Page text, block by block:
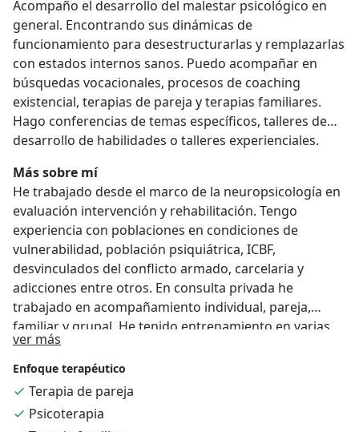
Acompaño el desarrollo del malestar psicológico en
general. Encontrando sus dinámicas de
funcionamiento para desestructurarlas y remplazarlas
con estados internos sanos. Puedo acompañar en
búsquedas vocacionales, procesos de coaching
existencial, terapias de pareja y terapias familiares.
Hago conferencias de temas específicos, talleres de
desarrollo de habilidades o talleres experienciales.
Más sobre mí
He trabajado desde el marco de la neuropsicología en
evaluación intervención y rehabilitación. Tengo
experiencia con poblaciones en condiciones de
vulnerabilidad, población psiquiátrica, ICBF,
desvinculados del conflicto armado, carcelaria y
adicciones entre otros. En consulta privada he
trabajado en acompañamiento individual, pareja,
familiar y grupal. He tenido entrenamiento en varias
perspectivas terapéuticas como la cognitivo
conductual, la terapia breve estratégica, la centrada en
soluciones, terapia de aceptación y compromiso entre
otras; sin embargo, estructuro mi labor
principalmente sobre el humanismo, la Logoterapia, la
ver más
Enfoque terapéutico
Terapia de pareja
Psicoterapia